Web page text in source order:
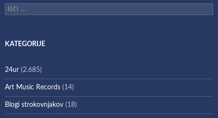
Išči:
KATEGORIJE
24ur (2.685)
Art Music Records (14)
Blogi strokovnjakov (18)